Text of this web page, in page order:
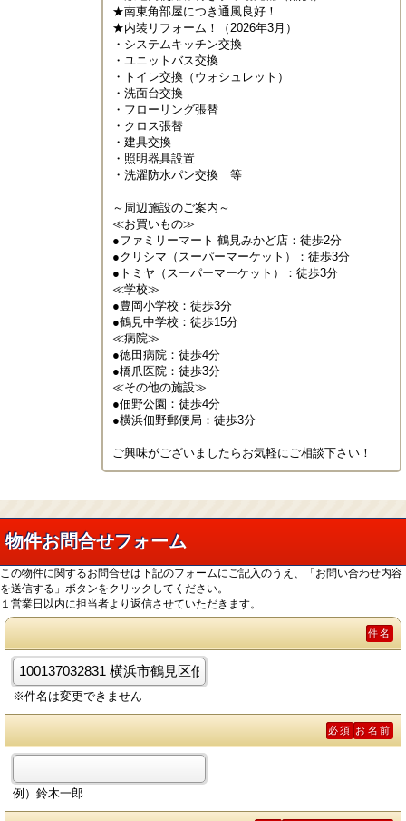
★南東角部屋につき通風良好！
★内装リフォーム！（2026年3月）
・システムキッチン交換
・ユニットバス交換
・トイレ交換（ウォシュレット）
・洗面台交換
・フローリング張替
・クロス張替
・建具交換
・照明器具設置
・洗濯防水パン交換　等
～周辺施設のご案内～
≪お買いもの≫
●ファミリーマート 鶴見みかど店：徒歩2分
●クリシマ（スーパーマーケット）：徒歩3分
●トミヤ（スーパーマーケット）：徒歩3分
≪学校≫
●豊岡小学校：徒歩3分
●鶴見中学校：徒歩15分
≪病院≫
●徳田病院：徒歩4分
●橋爪医院：徒歩3分
≪その他の施設≫
●佃野公園：徒歩4分
●横浜佃野郵便局：徒歩3分
ご興味がございましたらお気軽にご相談下さい！
物件お問合せフォーム
この物件に関するお問合せは下記のフォームにご記入のうえ、「お問い合わせ内容
を送信する」ボタンをクリックしてください。
１営業日以内に担当者より返信させていただきます。
件名
※件名は変更できません
お名前
必須
例）鈴木一郎